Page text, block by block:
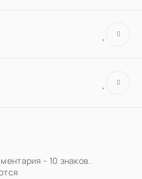
- 10 знаков.